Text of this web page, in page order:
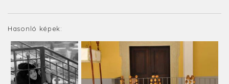
Hasonló képek: